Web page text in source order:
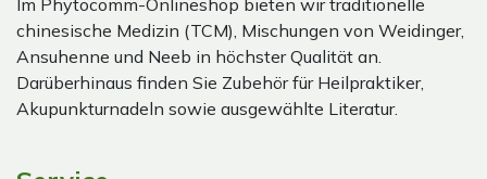
Im Phytocomm-Onlineshop bieten wir traditionelle
chinesische Medizin (TCM), Mischungen von Weidinger,
Ansuhenne und Neeb in höchster Qualität an.
Darüberhinaus finden Sie Zubehör für Heilpraktiker,
Akupunkturnadeln sowie ausgewählte Literatur.